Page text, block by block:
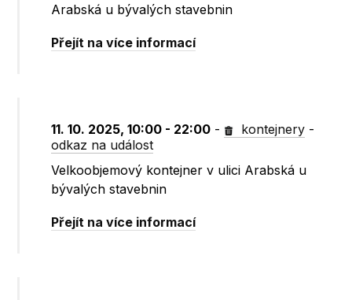
Arabská u bývalých stavebnin
Přejít na více informací
11. 10. 2025, 10:00 - 22:00 - kontejnery -
odkaz na událost
Velkoobjemový kontejner v ulici Arabská u
bývalých stavebnin
Přejít na více informací